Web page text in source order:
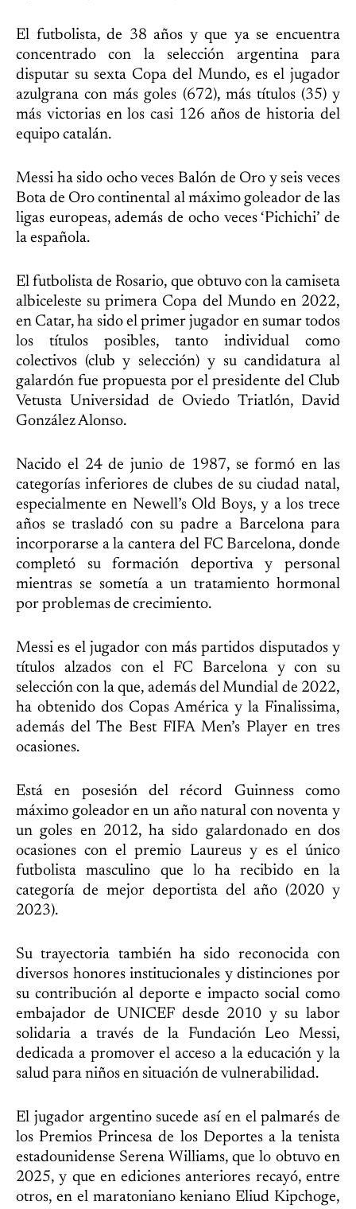
El futbolista, de 38 años y que ya se encuentra
concentrado con la selección argentina para
disputar su sexta Copa del Mundo, es el jugador
azulgrana con más goles (672), más títulos (35) y
más victorias en los casi 126 años de historia del
equipo catalán.
Messi ha sido ocho veces Balón de Oro y seis veces
Bota de Oro continental al máximo goleador de las
ligas europeas, además de ocho veces ‘Pichichi’ de
la española.
El futbolista de Rosario, que obtuvo con la camiseta
albiceleste su primera Copa del Mundo en 2022,
en Catar, ha sido el primer jugador en sumar todos
los títulos posibles, tanto individual como
colectivos (club y selección) y su candidatura al
galardón fue propuesta por el presidente del Club
Vetusta Universidad de Oviedo Triatlón, David
González Alonso.
Nacido el 24 de junio de 1987, se formó en las
categorías inferiores de clubes de su ciudad natal,
especialmente en Newell’s Old Boys, y a los trece
años se trasladó con su padre a Barcelona para
incorporarse a la cantera del FC Barcelona, donde
completó su formación deportiva y personal
mientras se sometía a un tratamiento hormonal
por problemas de crecimiento.
Messi es el jugador con más partidos disputados y
títulos alzados con el FC Barcelona y con su
selección con la que, además del Mundial de 2022,
ha obtenido dos Copas América y la Finalissima,
además del The Best FIFA Men’s Player en tres
ocasiones.
Está en posesión del récord Guinness como
máximo goleador en un año natural con noventa y
un goles en 2012, ha sido galardonado en dos
ocasiones con el premio Laureus y es el único
futbolista masculino que lo ha recibido en la
categoría de mejor deportista del año (2020 y
2023).
Su trayectoria también ha sido reconocida con
diversos honores institucionales y distinciones por
su contribución al deporte e impacto social como
embajador de UNICEF desde 2010 y su labor
solidaria a través de la Fundación Leo Messi,
dedicada a promover el acceso a la educación y la
salud para niños en situación de vulnerabilidad.
El jugador argentino sucede así en el palmarés de
los Premios Princesa de los Deportes a la tenista
estadounidense Serena Williams, que lo obtuvo en
2025, y que en ediciones anteriores recayó, entre
otros, en el maratoniano keniano Eliud Kipchoge,